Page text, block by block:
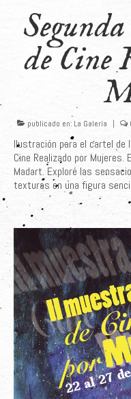
Infantil
Audiovisual
Publicidad
Últimos Proyectos
Sobre el Autor
Clientes
Adquiere su Obra
de Cine
publicado en: La Galería |
Ilustración para el cartel de
Cine Realizado por
Madart. Exploré las
texturas en una figura